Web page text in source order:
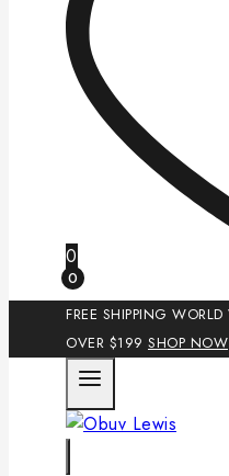
0
0
FREE SHIPPING
OVER $199 SHOP NOW